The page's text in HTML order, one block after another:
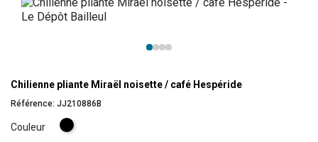
Chilienne pliante Miraël noisette / café Hespéride
Référence: JJ210886B
Couleur
Café